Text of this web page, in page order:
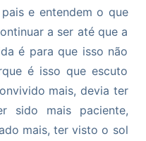
e entendem o que
a ser até que a
é para que isso não
é isso que escuto
mais, devia ter
sido mais paciente,
mais, ter visto o sol